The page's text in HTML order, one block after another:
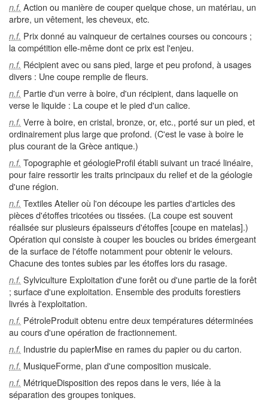
n.f. Action ou manière de couper quelque chose, un matériau, un
arbre, un vêtement, les cheveux, etc.
n.f. Prix donné au vainqueur de certaines courses ou concours ;
la compétition elle-même dont ce prix est l'enjeu.
n.f. Récipient avec ou sans pied, large et peu profond, à usages
divers : Une coupe remplie de fleurs.
n.f. Partie d'un verre à boire, d'un récipient, dans laquelle on
verse le liquide : La coupe et le pied d'un calice.
n.f. Verre à boire, en cristal, bronze, or, etc., porté sur un pied, et
ordinairement plus large que profond. (C'est le vase à boire le
plus courant de la Grèce antique.)
n.f. Topographie et géologieProfil établi suivant un tracé linéaire,
pour faire ressortir les traits principaux du relief et de la géologie
d'une région.
n.f. Textiles Atelier où l'on découpe les parties d'articles des
pièces d'étoffes tricotées ou tissées. (La coupe est souvent
réalisée sur plusieurs épaisseurs d'étoffes [coupe en matelas].)
Opération qui consiste à couper les boucles ou brides émergeant
de la surface de l'étoffe notamment pour obtenir le velours.
Chacune des tontes subies par les étoffes lors du rasage.
n.f. Sylviculture Exploitation d'une forêt ou d'une partie de la forêt
; surface d'une exploitation. Ensemble des produits forestiers
livrés à l'exploitation.
n.f. PétroleProduit obtenu entre deux températures déterminées
au cours d'une opération de fractionnement.
n.f. Industrie du papierMise en rames du papier ou du carton.
n.f. MusiqueForme, plan d'une composition musicale.
n.f. MétriqueDisposition des repos dans le vers, liée à la
séparation des groupes toniques.